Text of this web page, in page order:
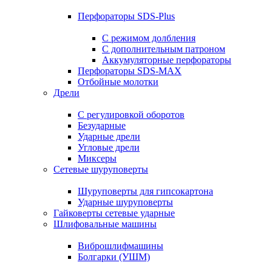
Перфораторы SDS-Plus
С режимом долбления
С дополнительным патроном
Аккумуляторные перфораторы
Перфораторы SDS-MAX
Отбойные молотки
Дрели
С регулировкой оборотов
Безударные
Ударные дрели
Угловые дрели
Миксеры
Сетевые шуруповерты
Шуруповерты для гипсокартона
Ударные шуруповерты
Гайковерты сетевые ударные
Шлифовальные машины
Виброшлифмашины
Болгарки (УШМ)